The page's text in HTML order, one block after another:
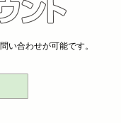
い合わせが可能です。